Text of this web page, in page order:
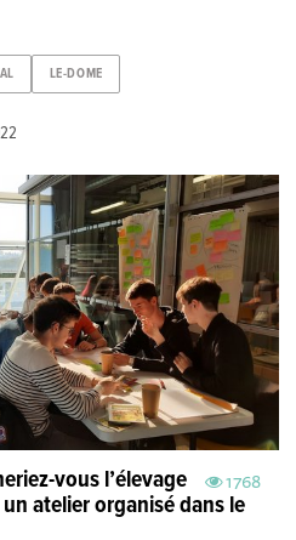
LE-DOME
1768
vous l’élevage
atelier organisé dans le